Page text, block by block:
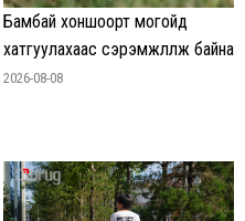
Бамбай хоншоорт могойд
хатгуулахаас сэрэмжлүүлж байна
2026-08-08